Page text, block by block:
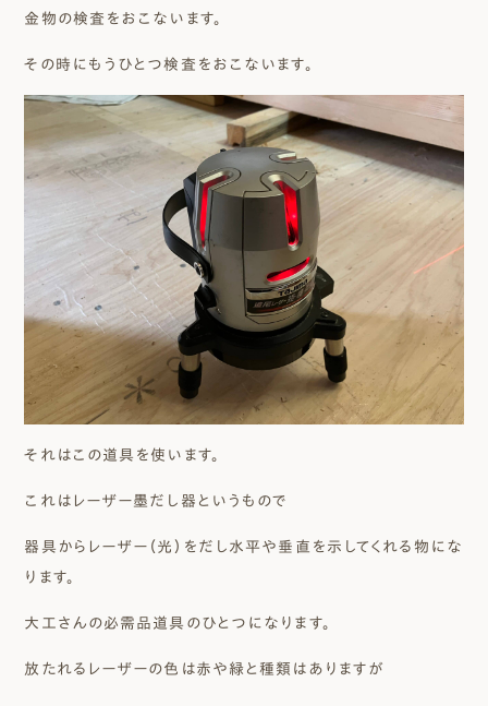
金物の検査をおこないます。
その時にもうひとつ検査をおこないます。
それはこの道具を使います。
これはレーザー墨だし器というもので
器具からレーザー（光）をだし水平や垂直を示してくれる物にな
ります。
大工さんの必需品道具のひとつになります。
放たれるレーザーの色は赤や緑と種類はありますが